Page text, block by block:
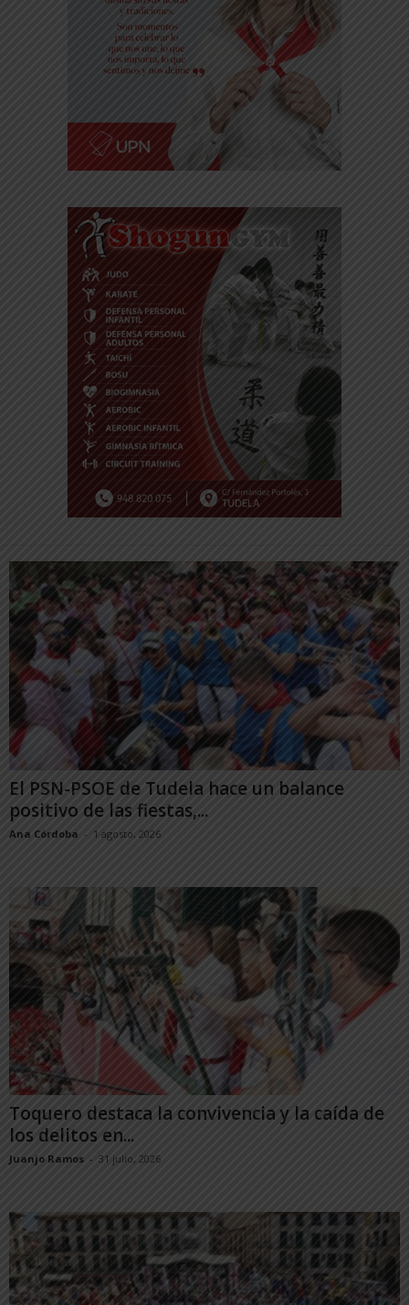
El PSN-PSOE de Tudela hace un balance
positivo de las fiestas,...
Ana Córdoba - 1 agosto, 2026
Toquero destaca la convivencia y la caída de
los delitos en...
Juanjo Ramos - 31 julio, 2026